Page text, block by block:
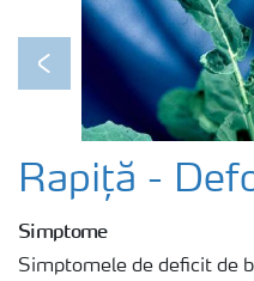
Previous
Rapiță -
Simptome
Simptomele de deficit de